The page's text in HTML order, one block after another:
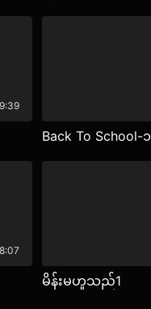
9:39
Back To School-၁
8:07
မိန်းမဟူသည်1